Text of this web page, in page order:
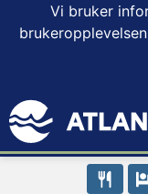
Vi bruker